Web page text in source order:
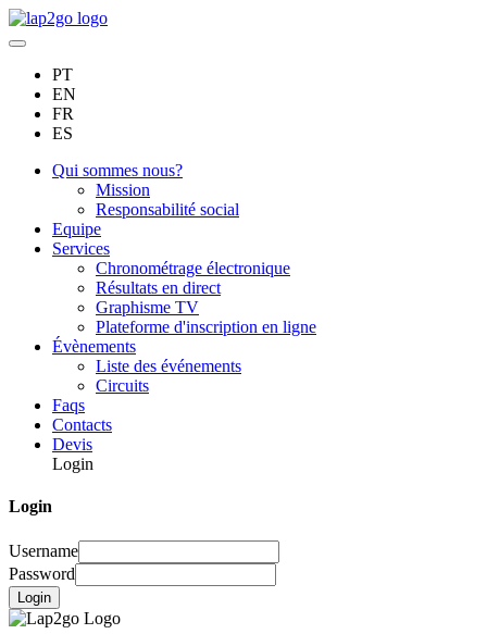
PT
EN
FR
ES
Qui sommes nous?
Mission
Responsabilité social
Equipe
Services
Chronométrage électronique
Résultats en direct
Graphisme TV
Plateforme d'inscription en ligne
Évènements
Liste des événements
Circuits
Faqs
Contacts
Devis
Login
Login
Username
Password
Login